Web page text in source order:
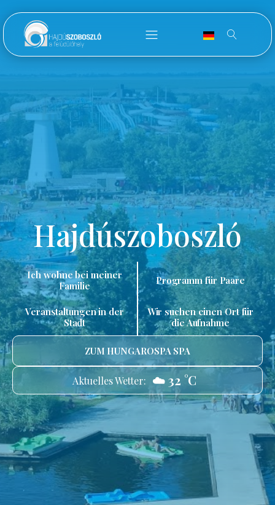
Hajdúszoboszló
Ich wohne bei meiner
Familie
Programm für Paare
Veranstaltungen in der
Stadt
Wir suchen einen Ort für
die Aufnahme
ZUM HUNGAROSPA SPA
Aktuelles Wetter: ☁️ 32 °C